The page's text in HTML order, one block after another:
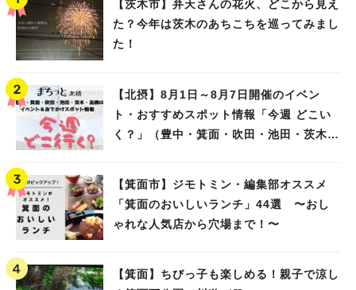
【茨木市】弁天さんの花火、どこから見え
た？今年は茨木のあちこちを巡ってみまし
た！
【北摂】8月1日～8月7日開催のイベン
ト・おすすめスポット情報「今週 どこい
く？」（豊中・箕面・吹田・池田・茨木・
【箕面市】ジモトミン・編集部オススメ
「箕面のおいしいランチ」44選 〜おし
ゃれな人気店から穴場まで！〜
【箕面】ちびっ子も楽しめる！親子で涼し